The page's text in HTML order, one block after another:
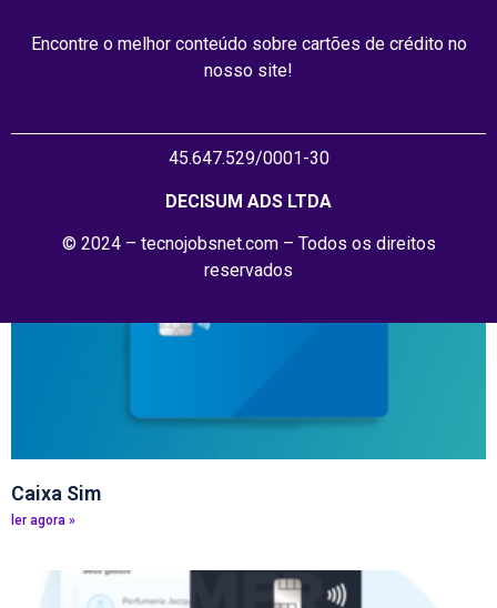
Caixa Sim
ler agora »
Encontre o melhor conteúdo sobre cartões de crédito no
nosso site!
45.647.529/0001-30
DECISUM ADS LTDA
© 2024 – tecnojobsnet.com – Todos os direitos
reservados